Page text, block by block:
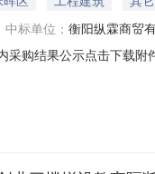
中标单位： 衡阳纵霖商贸
采购结果公示点击下载附